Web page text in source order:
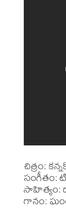
చిత్రం:
సంగీతం:
సాహిత్యం:
గానం: